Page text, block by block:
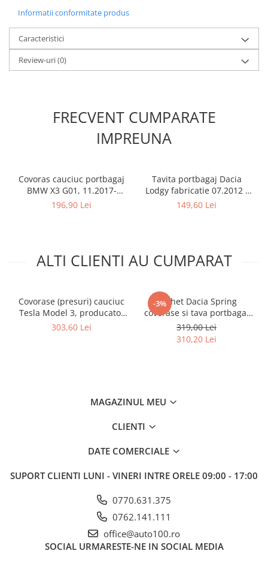
Informatii conformitate produs
Caracteristici
Review-uri(0)
FRECVENT CUMPARATE
IMPREUNA
Covoras cauciuc portbagaj
BMW X3 G01, 11.2017-
prezent, Rigum RKK Cehia
196,90 Lei
Tavita portbagaj Dacia
Lodgy fabricatie 07.2012 -
prezent (7 locuri)
149,60 Lei
ALTI CLIENTI AU CUMPARAT
Covorase (presuri) cauciuc
Tesla Model 3, producator
Petex Germania
303,60 Lei
-3%
Pachet Dacia Spring
covorase si tava portbagaj
cauciuc Rigum
319,00 Lei
310,20 Lei
MAGAZINUL MEU
CLIENTI
DATE COMERCIALE
SUPORT CLIENTI LUNI - VINERI INTRE ORELE 09:00 - 17:00
0770.631.375
0762.141.111
office@auto100.ro
SOCIAL URMARESTE-NE IN SOCIAL MEDIA